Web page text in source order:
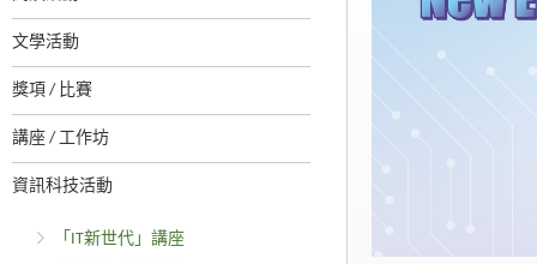
文學活動
獎項 / 比賽
講座 / 工作坊
資訊科技活動
「IT新世代」講座